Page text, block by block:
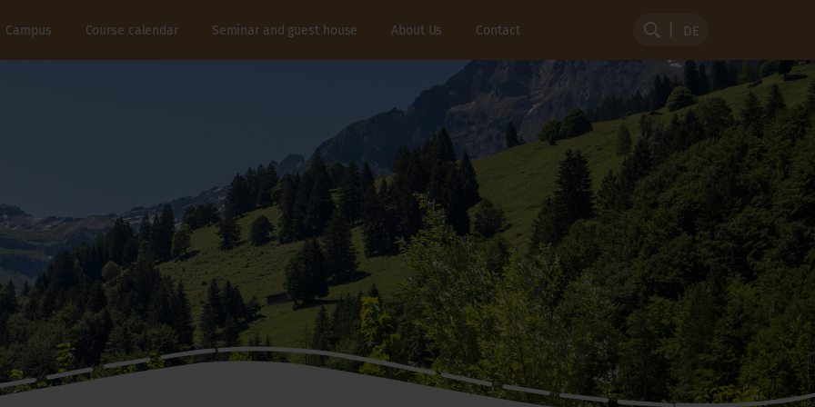
Campus Course calendar Seminar and guest house About Us Contact DE